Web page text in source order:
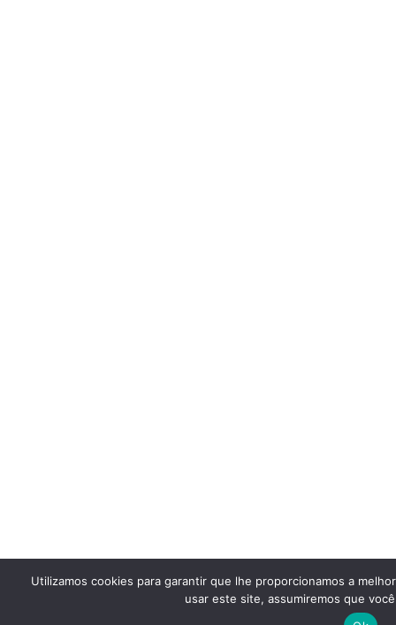
Utilizamos cookies para garantir que lhe proporcionamos a
usar este site, assumiremos que